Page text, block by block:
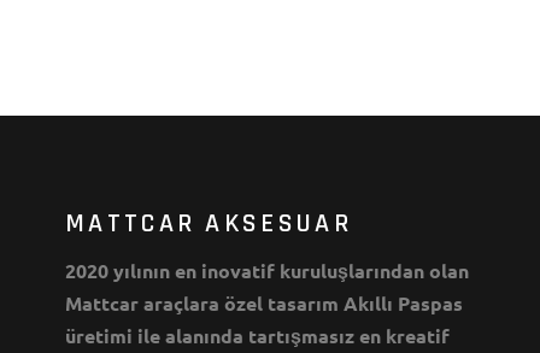
MATTCAR AKSESUAR
2020 yılının en inovatif kuruluşlarından olan
Mattcar araçlara özel tasarım Akıllı Paspas
üretimi ile alanında tartışmasız en kreatif